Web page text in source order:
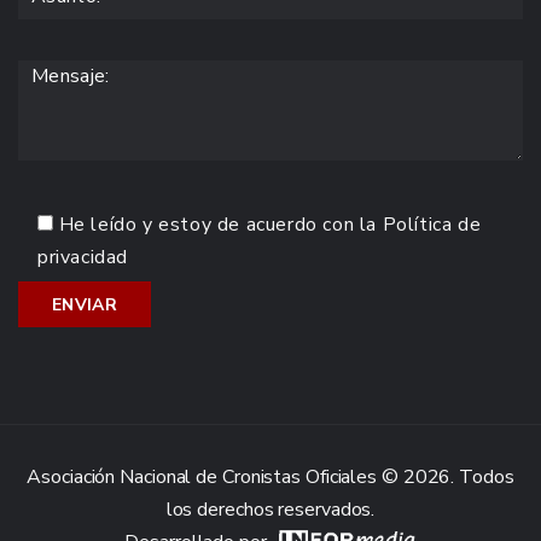
He leído y estoy de acuerdo con la Política de
privacidad
Asociación Nacional de Cronistas Oficiales © 2026. Todos
los derechos reservados.